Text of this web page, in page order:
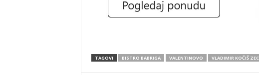
TAGOVI BISTRO BABRIGA VALENTINOVO VLADIMIR KOČIŠ ZEC